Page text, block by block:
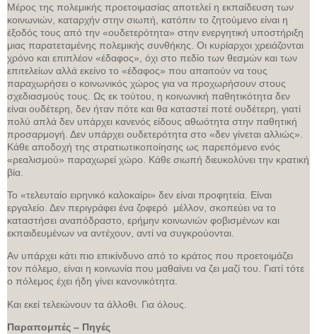
Μέρος της πολεμικής προετοιμασίας αποτελεί η εκπαίδευση των
κοινωνιών, καταρχήν στην σιωπή, κατόπιν το ζητούμενο είναι η
έξοδός τους από την «ουδετερότητα» στην ενεργητική υποστήριξη
μιας παρατεταμένης πολεμικής συνθήκης. Οι κυρίαρχοι χρειάζονται
χρόνο και επιπλέον «έδαφος», όχι στο πεδίο των θεσμών και των
επιτελείων αλλά εκείνο το «έδαφος» που απαιτούν να τους
παραχωρήσει ο κοινωνικός χώρος για να προχωρήσουν στους
σχεδιασμούς τους. Ως εκ τούτου, η κοινωνική παθητικότητα δεν
είναι ουδέτερη, δεν ήταν πότε και θα καταστεί ποτέ ουδέτερη, γιατί
πολύ απλά δεν υπάρχει κανενός είδους αθωότητα στην παθητική
προσαρμογή. Δεν υπάρχει ουδετερότητα στο «δεν γίνεται αλλιώς».
Κάθε αποδοχή της στρατιωτικοποίησης ως παρεπόμενο ενός
«ρεαλισμού» παραχωρεί χώρο. Κάθε σιωπή διευκολύνει την κρατική
βία.
Το «τελευταίο ειρηνικό καλοκαίρι» δεν είναι προφητεία. Είναι
εργαλείο. Δεν περιγράφει ένα ζοφερό μέλλον, σκοπεύει να το
καταστήσει αναπόδραστο, ερήμην κοινωνιών φοβισμένων και
εκπαιδευμένων να αντέχουν, αντί να συγκρούονται.
Αν υπάρχει κάτι πιο επικίνδυνο από το κράτος που προετοιμάζει
τον πόλεμο, είναι η κοινωνία που μαθαίνει να ζει μαζί του. Γιατί τότε
ο πόλεμος έχει ήδη γίνει κανονικότητα.
Και εκεί τελειώνουν τα άλλοθι. Για όλους.
Παραπομπές – Πηγές